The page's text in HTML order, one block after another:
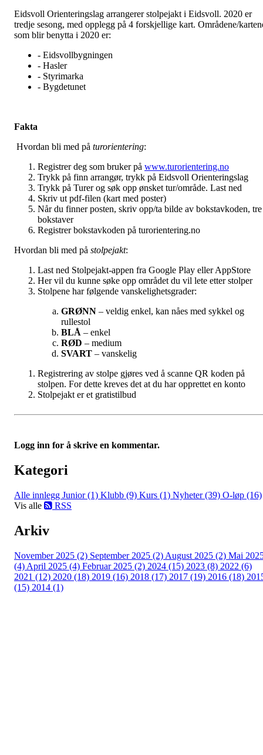
Eidsvoll Orienteringslag arrangerer stolpejakt i Eidsvoll. 2020 er
tredje sesong, med opplegg på 4 forskjellige kart. Områdene/
som blir benytta i 2020 er:
- Eidsvollbygningen
- Hasler
- Styrimarka
- Bygdetunet
Fakta
Hvordan bli med på turorientering:
Registrer deg som bruker på www.turorientering.no
Trykk på finn arrangør, trykk på Eidsvoll Orienteringslag
Trykk på Turer og søk opp ønsket tur/område. Last ned
Skriv ut pdf-filen (kart med poster)
Når du finner posten, skriv opp/ta bilde av bokstavkoden, tre
bokstaver
Registrer bokstavkoden på turorientering.no
Hvordan bli med på stolpejakt:
Last ned Stolpejakt-appen fra Google Play eller AppStore
Her vil du kunne søke opp området du vil lete etter stolper
Stolpene har følgende vanskelighetsgrader:
GRØNN – veldig enkel, kan nåes med sykkel og
rullestol
BLÅ – enkel
RØD – medium
SVART – vanskelig
Registrering av stolpe gjøres ved å scanne QR koden på
stolpen. For dette kreves det at du har opprettet en konto
Stolpejakt er et gratistilbud
Logg inn for å skrive en kommentar.
Kategori
Alle innlegg Junior (1) Klubb (9) Kurs (1) Nyheter (39) O-løp (16)
Vis alle
RSS
Arkiv
November 2025 (2) September 2025 (2) August 2025 (2) Mai
(4) April 2025 (4) Februar 2025 (2) 2024 (15) 2023 (8) 2022 (6)
2021 (12) 2020 (18) 2019 (16) 2018 (17) 2017 (19) 2016 (18)
(15) 2014 (1)